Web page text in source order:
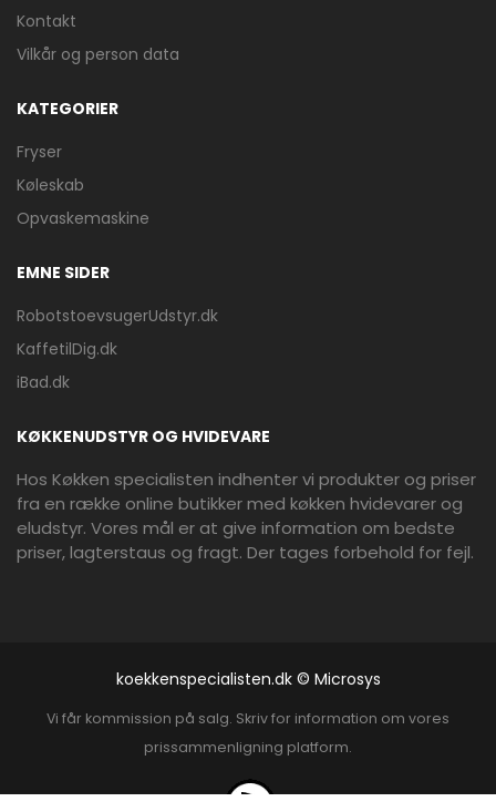
Kontakt
Vilkår og person data
KATEGORIER
Fryser
Køleskab
Opvaskemaskine
EMNE SIDER
RobotstoevsugerUdstyr.dk
KaffetilDig.dk
iBad.dk
KØKKENUDSTYR OG HVIDEVARE
Hos Køkken specialisten indhenter vi produkter og priser
fra en række online butikker med køkken hvidevarer og
eludstyr. Vores mål er at give information om bedste
priser, lagterstaus og fragt. Der tages forbehold for fejl.
koekkenspecialisten.dk © Microsys
Vi får kommission på salg. Skriv for information om vores
prissammenligning platform.